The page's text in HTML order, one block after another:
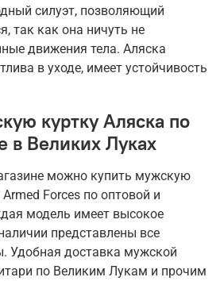
силуэт, позволяющий
так как она ничуть не
движения тела. Аляска
в уходе, имеет устойчивость
куртку Аляска по
в Великих Луках
можно купить мужскую
Forces по оптовой и
модель имеет высокое
представлены все
Удобная доставка мужской
по Великим Лукам и прочим